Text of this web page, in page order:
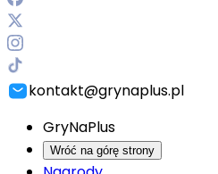
kontakt@grynaplus.pl
GryNaPlus
Wróć na górę strony